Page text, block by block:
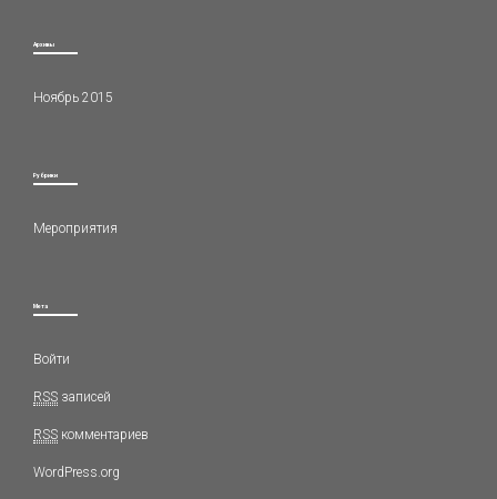
Архивы
Ноябрь 2015
Рубрики
Мероприятия
Мета
Войти
RSS записей
RSS комментариев
WordPress.org